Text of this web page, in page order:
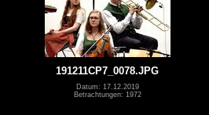
191211CP7_0078.JPG
Datum: 17.12.2019
Betrachtungen: 1972